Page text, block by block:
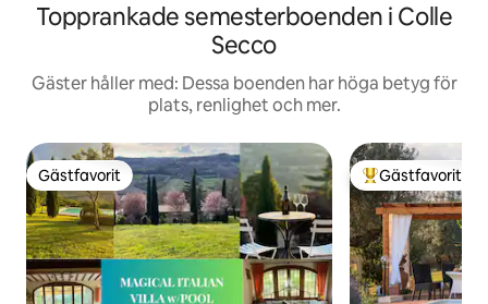
Topprankade semesterboenden i Colle
Secco
Gäster håller med: Dessa boenden har höga betyg för
plats, renlighet och mer.
Gästfavorit
Gästfavorit Populär
Gästfavorit